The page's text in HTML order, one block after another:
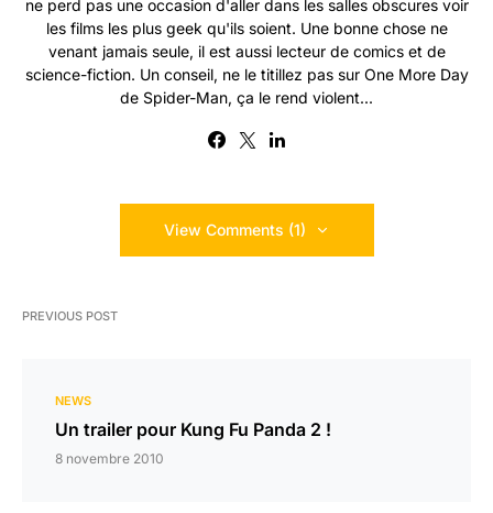
ne perd pas une occasion d'aller dans les salles obscures voir
les films les plus geek qu'ils soient. Une bonne chose ne
venant jamais seule, il est aussi lecteur de comics et de
science-fiction. Un conseil, ne le titillez pas sur One More Day
de Spider-Man, ça le rend violent...
View Comments (1)
PREVIOUS POST
NEWS
Un trailer pour Kung Fu Panda 2 !
8 novembre 2010